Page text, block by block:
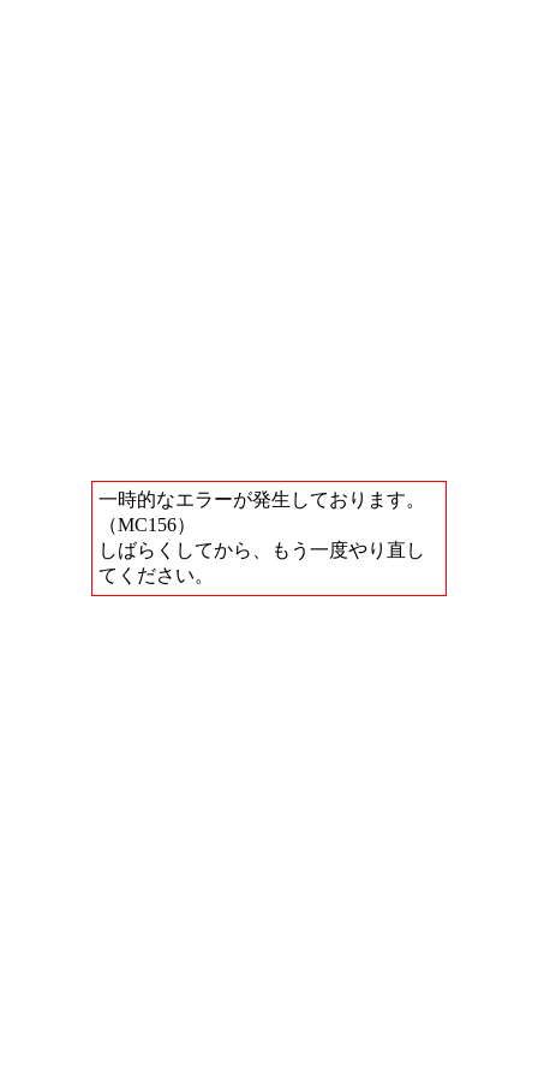
一時的なエラーが発生しております。
（MC156）
しばらくしてから、もう一度やり直し
てください。